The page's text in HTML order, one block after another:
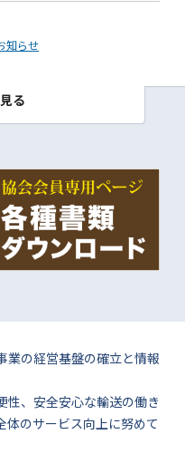
知らせ
る
業の経営基盤の確立と情報
性、安全安心な輸送の働き
体のサービス向上に努めて